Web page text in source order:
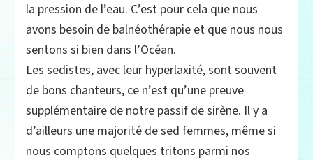
la pression de l’eau. C’est pour cela que nous
avons besoin de balnéothérapie et que nous nous
sentons si bien dans l’Océan.
Les sedistes, avec leur hyperlaxité, sont souvent
de bons chanteurs, ce n’est qu’une preuve
supplémentaire de notre passif de sirène. Il y a
d’ailleurs une majorité de sed femmes, même si
nous comptons quelques tritons parmi nos